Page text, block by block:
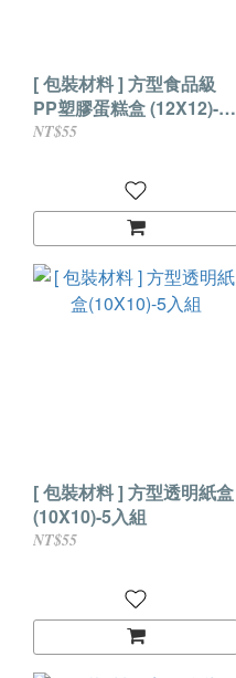
[ 包裝材料 ] 方型食品級
PP塑膠蛋糕盒 (12X12)-原
裝1入
NT$55
[ 包裝材料 ] 方型透明紙盒
(10X10)-5入組
NT$55